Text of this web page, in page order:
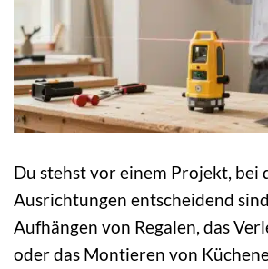
Du stehst vor einem Projekt, bei
Ausrichtungen entscheidend
Aufhängen von Regalen, das
oder das Montieren von